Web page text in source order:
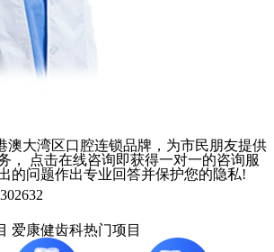
澳大湾区口腔连锁品牌，为市民朋友提供
， 点击在线咨询即获得一对一的咨询服
的问题作出专业回答并保护您的隐私!
爱康健齿科热门项目